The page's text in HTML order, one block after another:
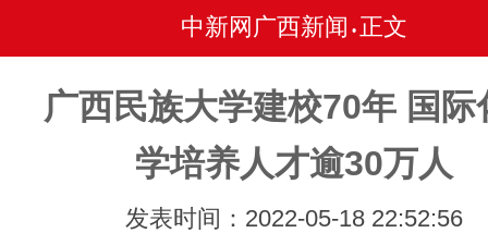
中新网广西新闻 • 正文
广西民族大学建校70年 国际
学培养人才逾30万人
发表时间：2022-05-18 22:52:56